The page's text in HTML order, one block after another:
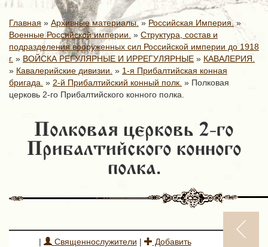
Главная » Архивные материалы.» Российская Империя. »
Военные Российской империи. » Структура, состав и
подразделения вооруженных сил Российской империи до 1918
г. » ВОЙСКА РЕГУЛЯРНЫЕ И ИРРЕГУЛЯРНЫЕ » КАВАЛЕРИЯ.
» Кавалерийские дивизии. » 1-я Прибалтийская конная
бригада. » 2-й Прибалтийский конный полк. » Полковая
церковь 2-го Прибалтийского конного полка.
Полковая церковь 2-го
Прибалтийского конного
полка.
| Священнослужители |
Добавить